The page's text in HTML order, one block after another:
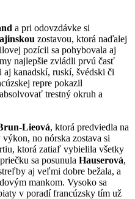
a pri odovzdávke si
zostavou, ktorá naďalej
pozícii sa pohybovala aj
najlepšie zvládli prvú časť
kanadskí, ruskí, švédski či
repre pokazil
trestný okruh a
Lieová, ktorá predviedla na
no nórska zostava si
ktorá zatiaľ vybielila všetky
sa posunula Hauserová,
aj veľmi dobre bežala, a
mankom. Vysoko sa
v poradí francúzsky tím už